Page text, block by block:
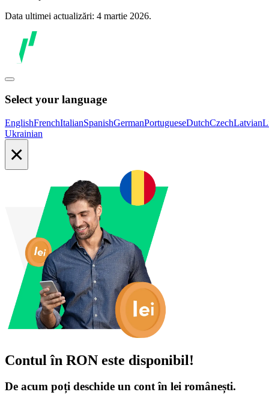
Data ultimei actualizări: 4 martie 2026.
Select your language
EnglishFrenchItalianSpanishGermanPortugueseDutchCzechLatvian
Ukrainian
×
Contul în RON este disponibil!
De acum poți deschide un cont în lei românești.